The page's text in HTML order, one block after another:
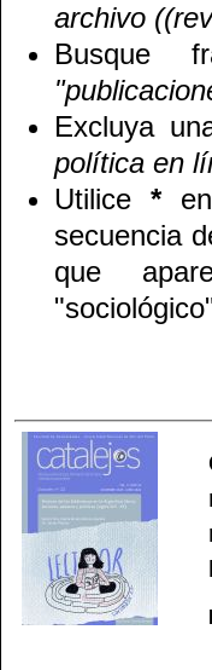
archivo
Busque
Excluya
política en
Utilice *en
secuencia
que